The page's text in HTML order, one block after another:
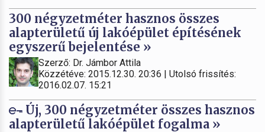
300 négyzetméter hasznos összes
alapterületű új lakóépület építésének
egyszerű bejelentése »
Szerző: Dr. Jámbor Attila
Közzétéve: 2015.12.30. 20:36 | Utolsó frissítés:
2016.02.07. 15:21
Új, 300 négyzetméter összes hasznos
alapterületű lakóépület fogalma »